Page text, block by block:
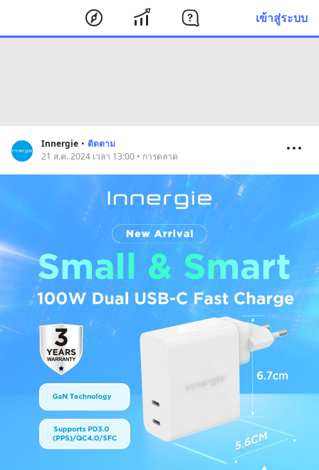
เข้าสู่ระบบ
Innergie • ติดตาม
21 ส.ค. 2024 เวลา 13:00 • การตลาด